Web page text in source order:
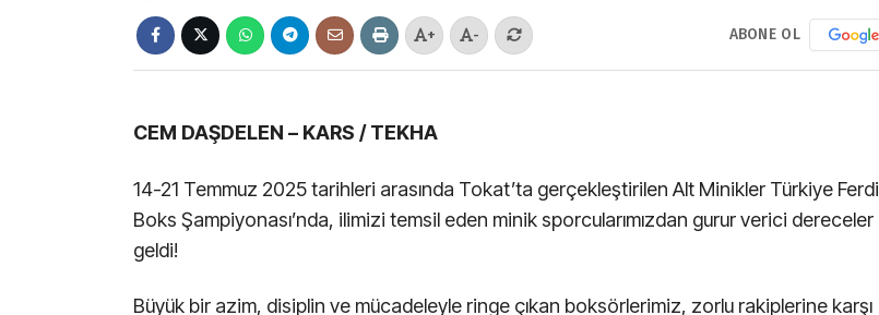
+ - ABONE OL
CEM DAŞDELEN – KARS / TEKHA
14-21 Temmuz 2025 tarihleri arasında Tokat’ta gerçekleştirilen Alt Minikler Türkiye Ferdi
Boks Şampiyonası’nda, ilimizi temsil eden minik sporcularımızdan gurur verici dereceler
geldi!
Büyük bir azim, disiplin ve mücadeleyle ringe çıkan boksörlerimiz, zorlu rakiplerine karşı